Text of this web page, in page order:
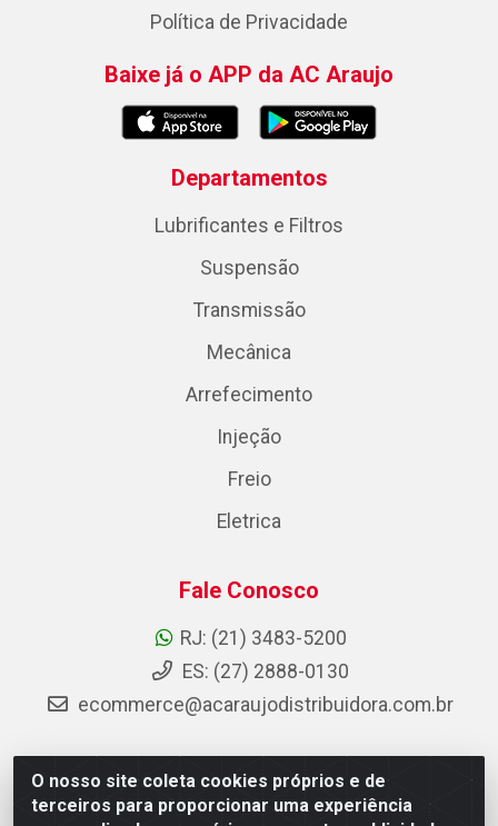
O nosso site coleta cookies próprios e de
terceiros para proporcionar uma experiência
Política de Privacidade
Baixe já o APP da AC Araujo
Departamentos
Lubrificantes e Filtros
Suspensão
Transmissão
Mecânica
Arrefecimento
Injeção
Freio
Eletrica
Fale Conosco
RJ: (21) 3483-5200
ES: (27) 2888-0130
ecommerce@acaraujodistribuidora.com.br
AC Araujo Distribuidora - Rua Carneiro de Campos, 42 -
São Cristóvão, Rio de Janeiro/RJ - CEP 20.920-410 -